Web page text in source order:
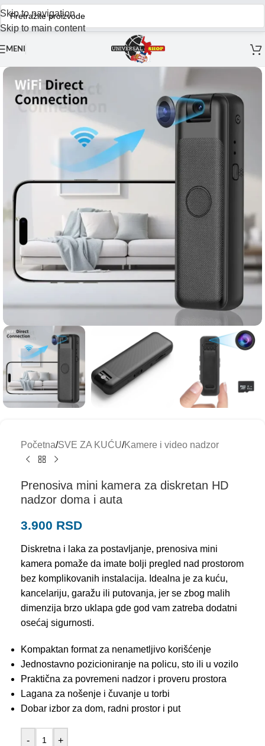
Skip to navigation
Skip to main content
MENI
Početna/SVE ZA KUĆU/Kamere i video nadzor
Prenosiva mini kamera za diskretan HD
nadzor doma i auta
3.900 RSD
Diskretna i laka za postavljanje, prenosiva mini
kamera pomaže da imate bolji pregled nad prostorom
bez komplikovanih instalacija. Idealna je za kuću,
kancelariju, garažu ili putovanja, jer se zbog malih
dimenzija brzo uklapa gde god vam zatreba dodatni
osećaj sigurnosti.
Kompaktan format za nenametljivo korišćenje
Jednostavno pozicioniranje na policu, sto ili u vozilo
Praktična za povremeni nadzor i proveru prostora
Lagana za nošenje i čuvanje u torbi
Dobar izbor za dom, radni prostor i put
- +